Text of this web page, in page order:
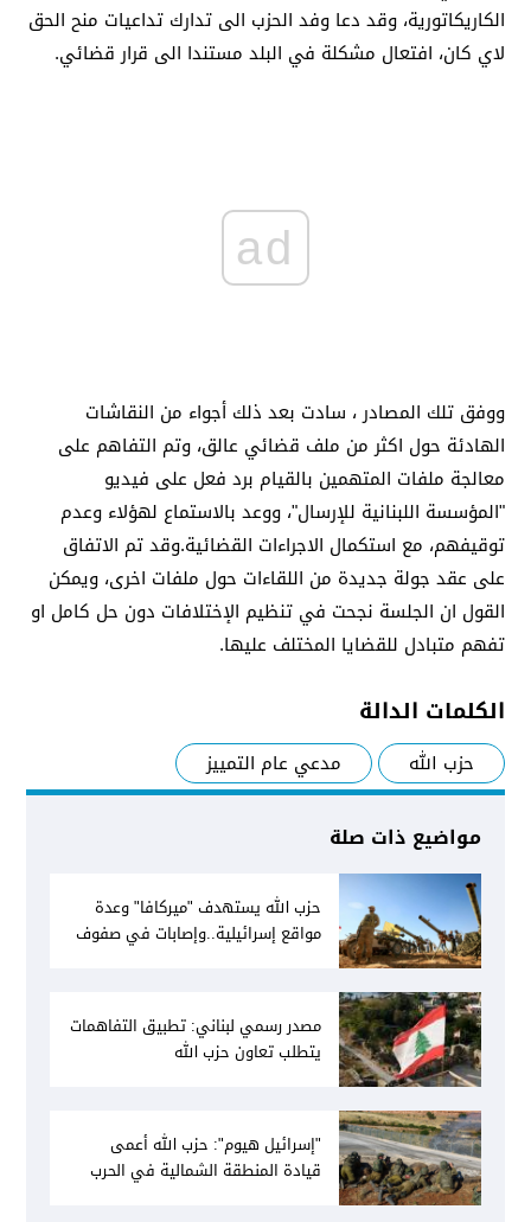
الكاريكاتورية، وقد دعا وفد الحزب الى تدارك تداعيات منح الحق
لاي كان، افتعال مشكلة في البلد مستندا الى قرار قضائي.
ad
ووفق تلك المصادر ، سادت بعد ذلك أجواء من النقاشات
الهادئة حول اكثر من ملف قضائي عالق، وتم التفاهم على
معالجة ملفات المتهمين بالقيام برد فعل على فيديو
"المؤسسة اللبنانية للإرسال"، ووعد بالاستماع لهؤلاء وعدم
توقيفهم، مع استكمال الاجراءات القضائية.وقد تم الاتفاق
على عقد جولة جديدة من اللقاءات حول ملفات اخرى، ويمكن
القول ان الجلسة نجحت في تنظيم الإختلافات دون حل كامل او
تفهم متبادل للقضايا المختلف عليها.
الكلمات الدالة
حزب الله مدعي عام التمييز
مواضيع ذات صلة
حزب الله يستهدف "ميركافا" وعدة
مواقع إسرائيلية..وإصابات في صفوف
مصدر رسمي لبناني: تطبيق التفاهمات
يتطلب تعاون حزب الله
"إسرائيل هيوم": حزب الله أعمى
قيادة المنطقة الشمالية في الحرب